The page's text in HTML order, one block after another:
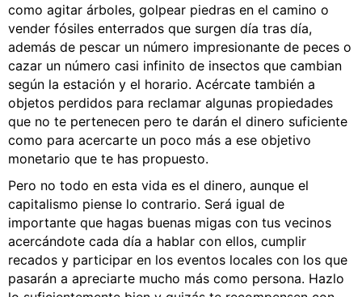
como agitar árboles, golpear piedras en el camino o
vender fósiles enterrados que surgen día tras día,
además de pescar un número impresionante de peces o
cazar un número casi infinito de insectos que cambian
según la estación y el horario. Acércate también a
objetos perdidos para reclamar algunas propiedades
que no te pertenecen pero te darán el dinero suficiente
como para acercarte un poco más a ese objetivo
monetario que te has propuesto.
Pero no todo en esta vida es el dinero, aunque el
capitalismo piense lo contrario. Será igual de
importante que hagas buenas migas con tus vecinos
acercándote cada día a hablar con ellos, cumplir
recados y participar en los eventos locales con los que
pasarán a apreciarte mucho más como persona. Hazlo